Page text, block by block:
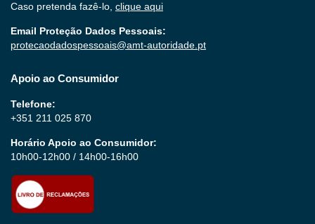
Caso pretenda fazê-lo, clique aqui
Email Proteção Dados Pessoais:
protecaodadospessoais@amt-autoridade.pt
Apoio ao Consumidor
Telefone:
+351 211 025 870
Horário Apoio ao Consumidor:
10h00-12h00 / 14h00-16h00